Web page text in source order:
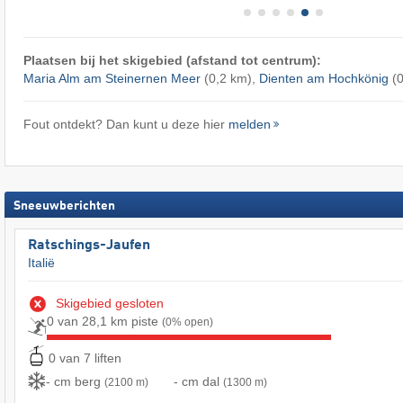
Plaatsen bij het skigebied (afstand tot centrum):
Maria Alm am Steinernen Meer(0,2 km), Dienten am Hochkönig
Fout ontdekt? Dan kunt u deze hier melden
Sneeuwberichten
Ratschings-Jaufen
Italië
Skigebied gesloten
0 van 28,1 km piste (0% open)
0 van 7 liften
- cm berg (2100 m) - cm dal (1300 m)